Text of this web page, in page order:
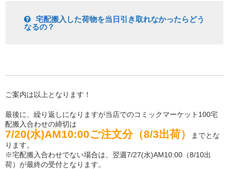
宅配搬入した荷物を当日引き取れなかったらどう
なるの？
ご案内は以上となります！
最後に、繰り返しになりますが当店でのコミックマーケット100宅
配搬入合わせの締切は
7/20(水)AM10:00ご注文分（8/3出荷）
までとな
ります。
※宅配搬入合わせでない場合は、翌週7/27(水)AM10:00（8/10出
荷）が最終の受付となります。